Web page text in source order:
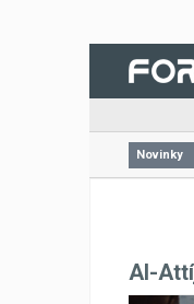
Novinky
26.07.2026
Al-